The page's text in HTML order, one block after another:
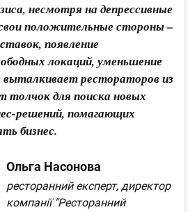
несмотря на депрессивные
положительные стороны –
появление
локаций, уменьшение
выталкивает рестораторов из
толчок для поиска новых
решений, помагающих
бизнес.
Ольга Насонова
ресторанний експерт, директор
компанії "Ресторанний